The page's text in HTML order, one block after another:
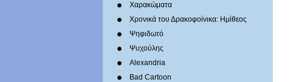
Χαρακώματα
Χρονικά του Δρακοφοίνικα: Ημίθεος
Ψηφιδωτό
Ψυχούλης
Alexandria
Bad Cartoon